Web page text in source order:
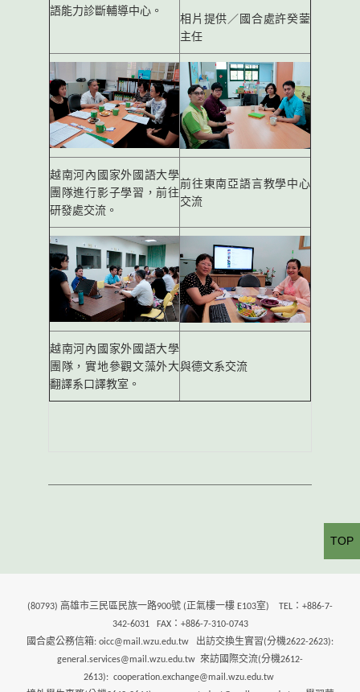
語能力診斷輔導中心。
相片提供／國合處許癸蓥
主任
越南河內國家外國語大學
團隊進行影子學習，前往
研發處交流。
前往東南亞語言教學中心
交流
越南河內國家外國語大學
團隊，實地參觀文藻外大
翻譯系口譯教室。
與德文系交流
(80793) 高雄市三民區民族一路900號 (正氣樓一樓 E103室) TEL：+886-7-
342-6031 FAX：+886-7-310-0743
國合處公務信箱: oicc@mail.wzu.edu.tw 出訪交換生實習(分機2622-2623):
general.services@mail.wzu.edu.tw 來訪國際交流(分機2612-
2613): cooperation.exchange@mail.wzu.edu.tw
TOP